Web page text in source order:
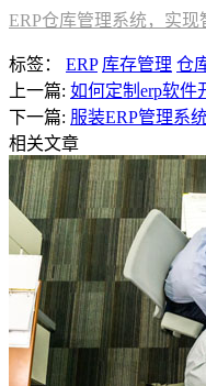
ERP仓库管理系统，实现
标签： ERP 库存管理 仓
上一篇: 如何定制erp软件
下一篇: 服装ERP管理系
相关文章